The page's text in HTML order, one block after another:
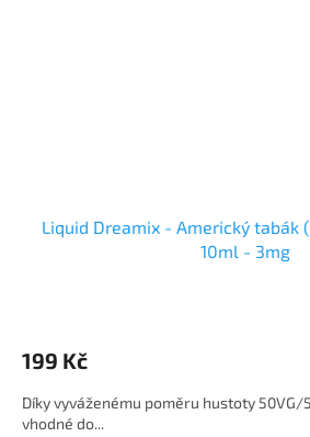
Liquid Dreamix - Americký tabák
10ml - 3mg
199 Kč
Díky vyváženému poměru hustoty 50VG/
vhodné do...